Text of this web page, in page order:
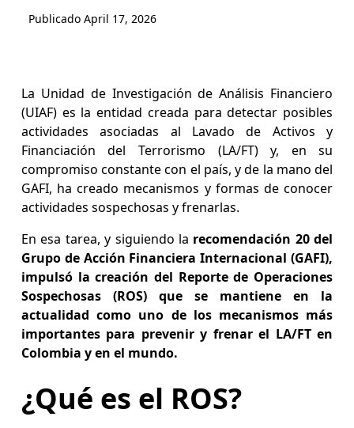
Publicado April 17, 2026
La Unidad de Investigación de Análisis Financiero
(UIAF) es la entidad creada para detectar posibles
actividades asociadas al Lavado de Activos y
Financiación del Terrorismo (LA/FT) y, en su
compromiso constante con el país, y de la mano del
GAFI, ha creado mecanismos y formas de conocer
actividades sospechosas y frenarlas.
En esa tarea, y siguiendo la recomendación 20 del
Grupo de Acción Financiera Internacional (GAFI),
impulsó la creación del Reporte de Operaciones
Sospechosas (ROS) que se mantiene en la
actualidad como uno de los mecanismos más
importantes para prevenir y frenar el LA/FT en
Colombia y en el mundo.
¿Qué es el ROS?